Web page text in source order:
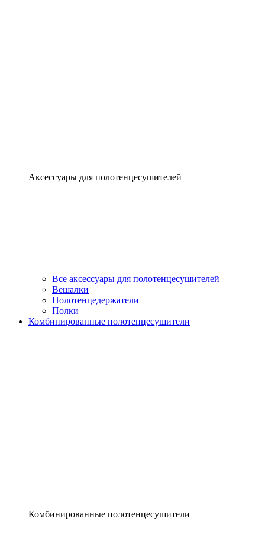
Аксессуары для полотенцесушителей
Все аксессуары для полотенцесушителей
Вешалки
Полотенцедержатели
Полки
Комбинированные полотенцесушители
Комбинированные полотенцесушители